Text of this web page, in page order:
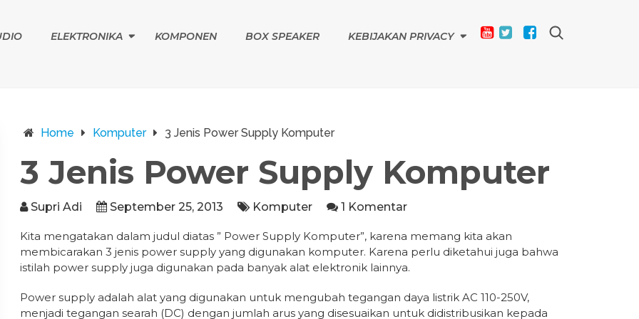
ELEKTRONIKA KOMPONEN BOX SPEAKER KEBIJAKAN PRIVACY
Home Komputer 3 Jenis Power Supply Komputer
3 Jenis Power Supply Komputer
Supri Adi September 25, 2013 Komputer 1 Komentar
Kita mengatakan dalam judul diatas ” Power Supply Komputer”, karena memang kita akan
membicarakan 3 jenis power supply yang digunakan komputer. Karena perlu diketahui juga bahwa
istilah power supply juga digunakan pada banyak alat elektronik lainnya.
Power supply adalah alat yang digunakan untuk mengubah tegangan daya listrik AC 110-250V,
menjadi tegangan searah (DC) dengan jumlah arus yang disesuaikan untuk didistribusikan kepada